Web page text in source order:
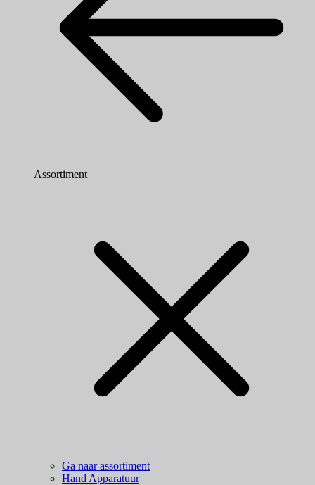
Assortiment
Ga naar assortiment
Hand Apparatuur